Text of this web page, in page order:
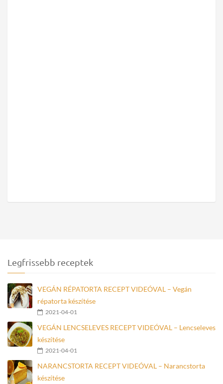
Legfrissebb receptek
VEGÁN RÉPATORTA RECEPT VIDEÓVAL – Vegán
répatorta készítése
2021-04-01
VEGÁN LENCSELEVES RECEPT VIDEÓVAL – Lencseleves
készítése
2021-04-01
NARANCSTORTA RECEPT VIDEÓVAL – Narancstorta
készítése